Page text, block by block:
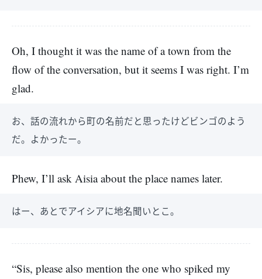
Oh, I thought it was the name of a town from the
flow of the conversation, but it seems I was right. I’m
glad.
お、話の流れから町の名前だと思ったけどビンゴのよう
だ。よかったー。
Phew, I’ll ask Aisia about the place names later.
はー、あとでアイシアに地名聞いとこ。
“Sis, please also mention the one who spiked my